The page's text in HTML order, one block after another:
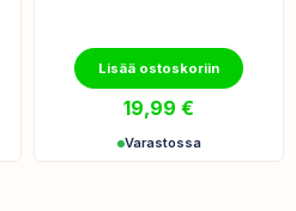
Lisää ostoskoriin
19,99 €
Varastossa